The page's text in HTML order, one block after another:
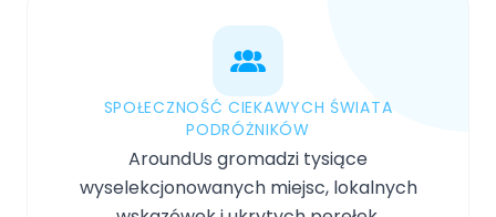
SPOŁECZNOŚĆ CIEKAWYCH ŚWIATA
PODRÓŻNIKÓW
AroundUs gromadzi tysiące
wyselekcjonowanych miejsc, lokalnych